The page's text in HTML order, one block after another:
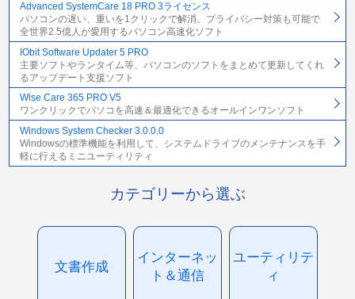
Advanced SystemCare 18 PRO 3ライセンス
パソコンの遅い、重いを1クリックで解消。プライバシー対策も可能で
全世界2.5億人が愛用するパソコン高速化ソフト
IObit Software Updater 5 PRO
主要ソフトやランタイム等、パソコンのソフトをまとめて更新してくれ
るアップデート支援ソフト
Wise Care 365 PRO V5
ワンクリックでパソコを高速＆最適化できるオールインワンソフト
Windows System Checker 3.0.0.0
Windowsの標準機能を利用して、システムドライブのメンテナンスを手
軽に行えるミニユーティリティ
カテゴリーから選ぶ
文書作成
インターネッ
ト＆通信
ユーティリテ
ィ